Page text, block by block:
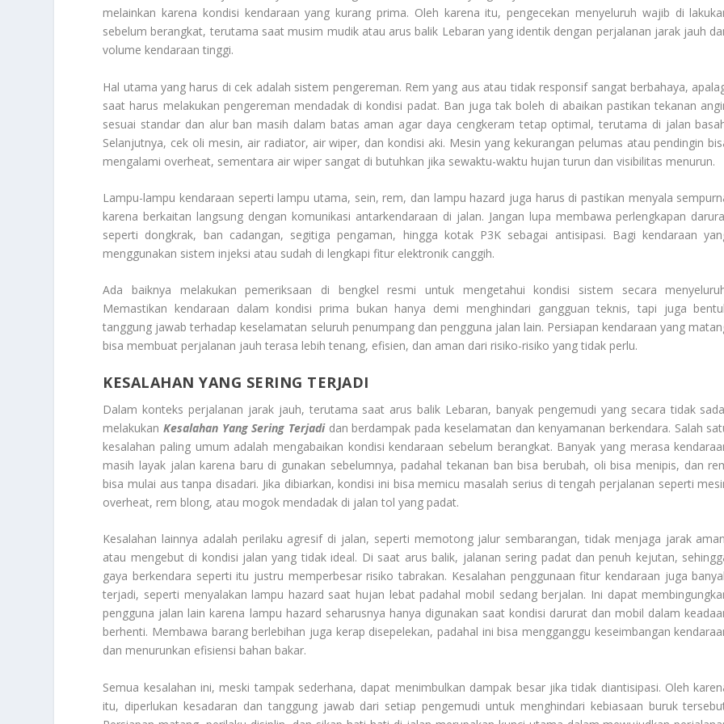
melainkan karena kondisi kendaraan yang kurang prima. Oleh karena itu, pengecekan menyeluruh wajib di
sebelum berangkat, terutama saat musim mudik atau arus balik Lebaran yang identik dengan perjalanan jarak jauh
volume kendaraan tinggi.
Hal utama yang harus di cek adalah sistem pengereman. Rem yang aus atau tidak responsif sangat berbahaya,
saat harus melakukan pengereman mendadak di kondisi padat. Ban juga tak boleh di abaikan pastikan tekanan
sesuai standar dan alur ban masih dalam batas aman agar daya cengkeram tetap optimal, terutama di jalan
Selanjutnya, cek oli mesin, air radiator, air wiper, dan kondisi aki. Mesin yang kekurangan pelumas atau pendingin
mengalami overheat, sementara air wiper sangat di butuhkan jika sewaktu-waktu hujan turun dan visibilitas menurun.
Lampu-lampu kendaraan seperti lampu utama, sein, rem, dan lampu hazard juga harus di pastikan menyala
karena berkaitan langsung dengan komunikasi antarkendaraan di jalan. Jangan lupa membawa perlengkapan
seperti dongkrak, ban cadangan, segitiga pengaman, hingga kotak P3K sebagai antisipasi. Bagi kendaraan
menggunakan sistem injeksi atau sudah di lengkapi fitur elektronik canggih.
Ada baiknya melakukan pemeriksaan di bengkel resmi untuk mengetahui kondisi sistem secara
Memastikan kendaraan dalam kondisi prima bukan hanya demi menghindari gangguan teknis, tapi juga
tanggung jawab terhadap keselamatan seluruh penumpang dan pengguna jalan lain. Persiapan kendaraan yang
bisa membuat perjalanan jauh terasa lebih tenang, efisien, dan aman dari risiko-risiko yang tidak perlu.
KESALAHAN YANG SERING TERJADI
Dalam konteks perjalanan jarak jauh, terutama saat arus balik Lebaran, banyak pengemudi yang secara tidak
melakukan Kesalahan Yang Sering Terjadidan berdampak pada keselamatan dan kenyamanan berkendara. Salah
kesalahan paling umum adalah mengabaikan kondisi kendaraan sebelum berangkat. Banyak yang merasa
masih layak jalan karena baru di gunakan sebelumnya, padahal tekanan ban bisa berubah, oli bisa menipis, dan
bisa mulai aus tanpa disadari. Jika dibiarkan, kondisi ini bisa memicu masalah serius di tengah perjalanan seperti
overheat, rem blong, atau mogok mendadak di jalan tol yang padat.
Kesalahan lainnya adalah perilaku agresif di jalan, seperti memotong jalur sembarangan, tidak menjaga jarak
atau mengebut di kondisi jalan yang tidak ideal. Di saat arus balik, jalanan sering padat dan penuh kejutan,
gaya berkendara seperti itu justru memperbesar risiko tabrakan. Kesalahan penggunaan fitur kendaraan juga
terjadi, seperti menyalakan lampu hazard saat hujan lebat padahal mobil sedang berjalan. Ini dapat
pengguna jalan lain karena lampu hazard seharusnya hanya digunakan saat kondisi darurat dan mobil dalam
berhenti. Membawa barang berlebihan juga kerap disepelekan, padahal ini bisa mengganggu keseimbangan
dan menurunkan efisiensi bahan bakar.
Semua kesalahan ini, meski tampak sederhana, dapat menimbulkan dampak besar jika tidak diantisipasi. Oleh
itu, diperlukan kesadaran dan tanggung jawab dari setiap pengemudi untuk menghindari kebiasaan buruk